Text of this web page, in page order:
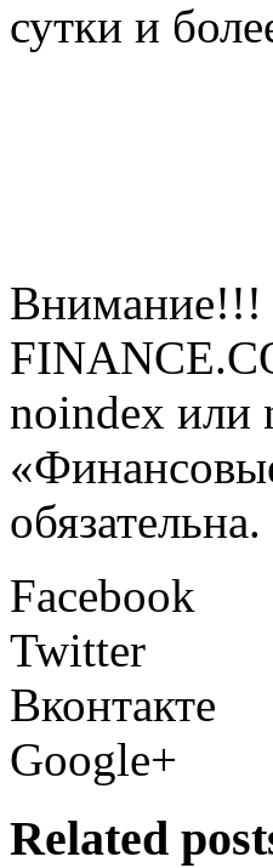
сутки и
Внимание!!!
noindex или
обязательна.
Facebook
Twitter
Вконтакте
Google+
Related